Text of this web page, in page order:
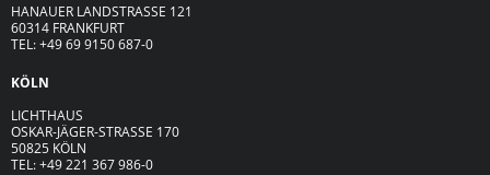
HANAUER LANDSTRASSE 121
60314 FRANKFURT
TEL: +49 69 9150 687-0
KÖLN
LICHTHAUS
OSKAR-JÄGER-STRASSE 170
50825 KÖLN
TEL: +49 221 367 986-0